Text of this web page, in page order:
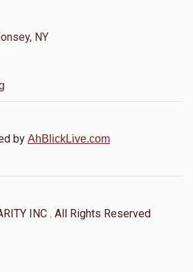
NY
by AhBlickLive.com
INC . All Rights Reserved